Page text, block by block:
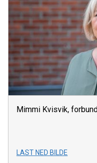
Mimmi Kvisvik,
LAST NED BILDE